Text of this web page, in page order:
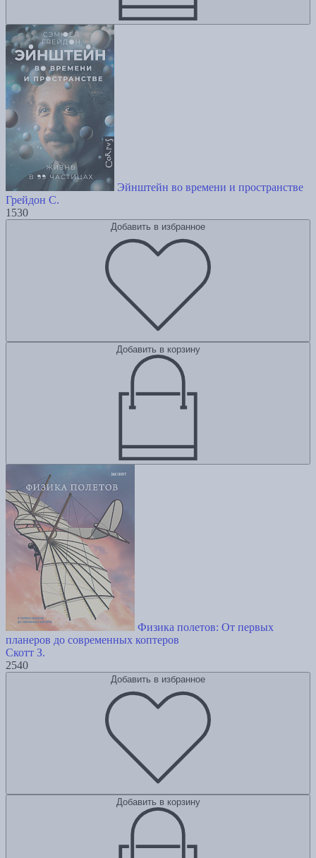
Эйнштейн во времени и пространстве
Грейдон С.
1530
Добавить в избранное
Добавить в корзину
Физика полетов: От первых
планеров до современных коптеров
Скотт З.
2540
Добавить в избранное
Добавить в корзину